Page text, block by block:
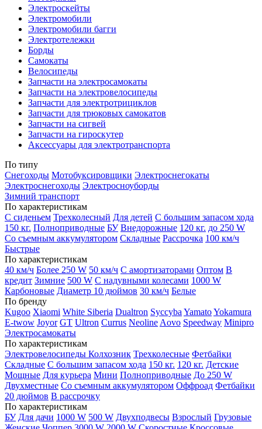
Электроскейты
Электромобили
Электромобили багги
Электротележки
Борды
Самокаты
Велосипеды
Запчасти на электросамокаты
Запчасти на электровелосипеды
Запчасти для электротрициклов
Запчасти для трюковых самокатов
Запчасти на сигвей
Запчасти на гироскутер
Аксессуары для электротранспорта
По типу
Снегоходы Мотобуксировщики Электроснегокаты
Электроснегоходы Электросноуборды
Зимний транспорт
По характеристикам
С сиденьем Трехколесный Для детей С большим запасом хода
150 кг. Полноприводные БУ Внедорожные 120 кг. до 250 W
Со съемным аккумулятором Складные Рассрочка 100 км/ч
Быстрые
По характеристикам
40 км/ч Более 250 W 50 км/ч С амортизаторами Оптом В
кредит Зимние 500 W С надувными колесами 1000 W
Карбоновые Диаметр 10 дюймов 30 км/ч Белые
По бренду
Kugoo Xiaomi White Siberia Dualtron Syccyba YamatoYokamura
E-twow Joyor GT Ultron Currus Neoline Aovo Speedway Minipro
Электросамокаты
По характеристикам
Электровелосипеды Колхозник Трехколесные Фетбайки
Складные С большим запасом хода 150 кг. 120 кг. Детские
Мощные Для курьера Мини Полноприводные До 250 W
Двухместные Со съемным аккумулятором Оффроад Фетбайки
20 дюймов В рассрочку
По характеристикам
БУ Для дачи 1000 W 500 W Двухподвесы Взрослый Грузовые